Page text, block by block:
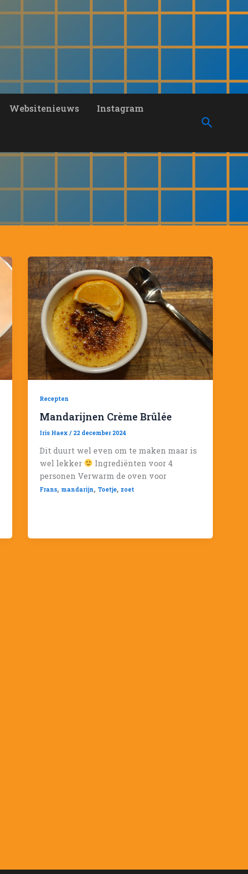
Websitenieuws Instagram
Zoeken
Recepten
Mandarijnen Crème Brûlée
Iris Haex/ 22 december 2024
Dit duurt wel even om te maken maar is
wel lekker
Ingrediënten voor 4
personen Verwarm de oven voor
Frans, mandarijn, Toetje, zoet